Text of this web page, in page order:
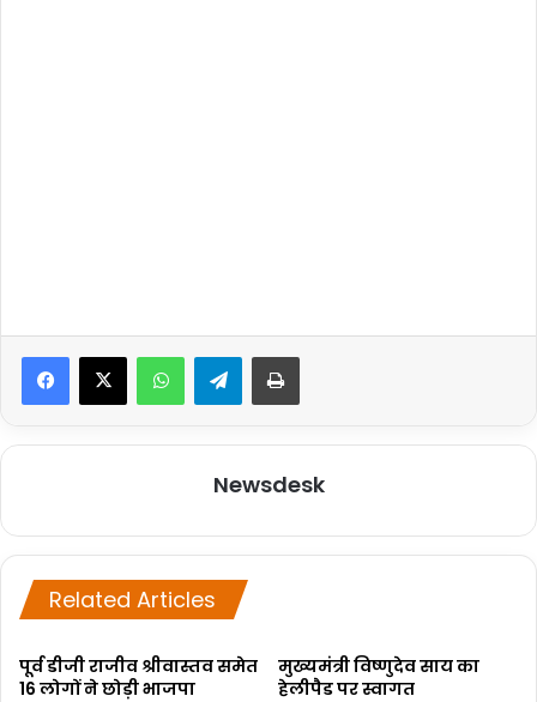
WhatsAppTelegramPrint
Newsdesk
Related Articles
पूर्व डीजी राजीव श्रीवास्तव समेत
16 लोगों ने छोड़ी भाजपा
मुख्यमंत्री विष्णुदेव साय का
हेलीपैड पर स्वागत